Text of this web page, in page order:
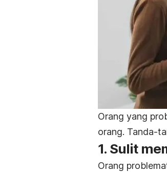
Orang yang
orang. Tanda-
1. Sulit
Orang